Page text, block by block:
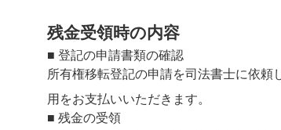
残金受領時の内容
■登記の申請書類の確認
所有権移転登記の申請を司法書士に依
用をお支払いいただきます。
■残金の受領